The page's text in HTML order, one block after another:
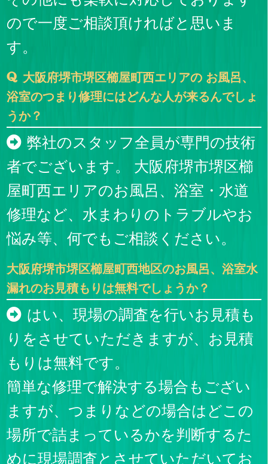
ので一度ご相談頂ければと思いま
す。
大阪府堺市堺区櫛屋町西エリアの お風呂、
浴室のつまり修理にはどんな人が来るんでしょ
うか？
弊社のスタッフ全員が専門の技術
者でございます。 大阪府堺市堺区櫛
屋町西エリアのお風呂、浴室・水道
修理など、水まわりのトラブルやお
悩み等、何でもご相談ください。
大阪府堺市堺区櫛屋町西地区のお風呂、浴室水
漏れのお見積もりは無料でしょうか？
はい、現場の調査を行いお見積も
りをさせていただきますが、お見積
もりは無料です。
簡単な修理で解決する場合もござい
ますが、つまりなどの場合はどこの
場所で詰まっているかを判断するた
めに現場調査とさせていただいてお